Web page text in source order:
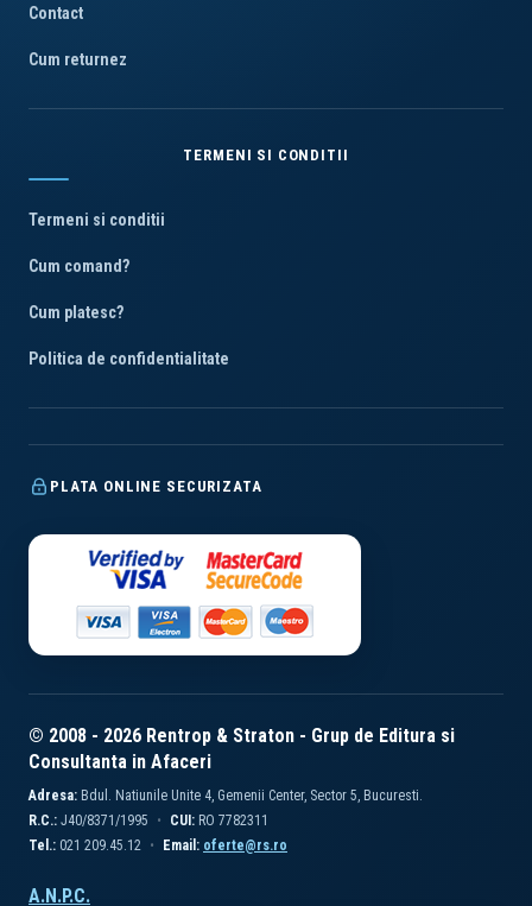
Contact
Cum returnez
TERMENI SI CONDITII
Termeni si conditii
Cum comand?
Cum platesc?
Politica de confidentialitate
PLATA ONLINE SECURIZATA
© 2008 - 2026 Rentrop & Straton - Grup de Editura si
Consultanta in Afaceri
Adresa: Bdul. Natiunile Unite 4, Gemenii Center, Sector 5, Bucuresti.
R.C.: J40/8371/1995 CUI: RO 7782311
Tel.: 021 209.45.12 Email: oferte@rs.ro
A.N.P.C.